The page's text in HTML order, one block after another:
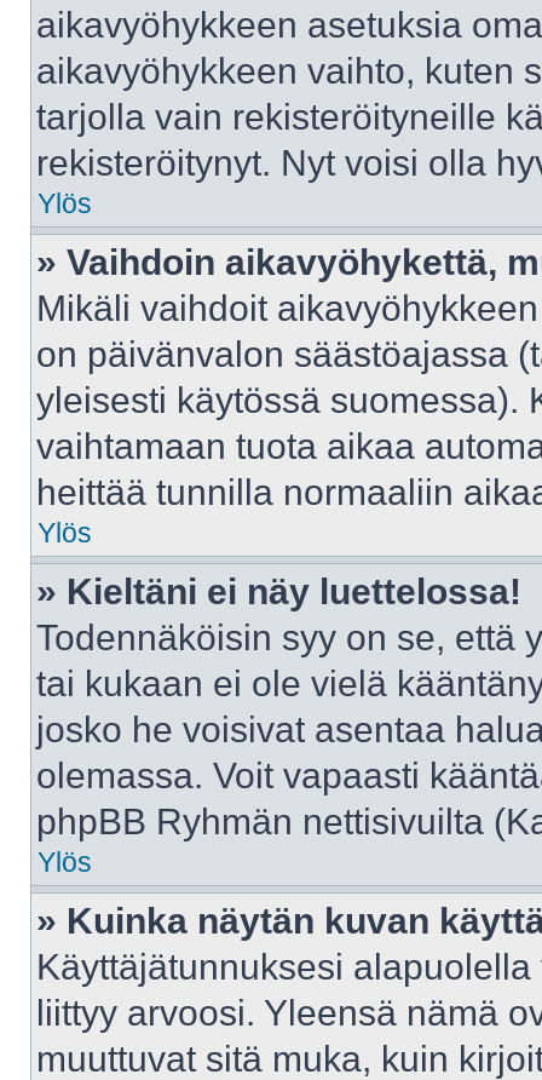
aikavyöhykkeen asetuksia
aikavyöhykkeen vaihto, kuten
tarjolla vain rekisteröityneille
rekisteröitynyt. Nyt voisi olla
Ylös
» Vaihdoin aikavyöhykettä,
Mikäli vaihdoit
on päivänvalon säästöajassa
yleisesti käytössä suomessa).
vaihtamaan tuota aikaa
heittää tunnilla normaaliin
Ylös
» Kieltäni ei näy luettelossa!
Todennäköisin syy on se, että
tai kukaan ei ole vielä
josko he voisivat asentaa
olemassa. Voit vapaasti
phpBB Ryhmän nettisivuilta
Ylös
» Kuinka näytän kuvan
Käyttäjätunnuksesi
liittyy arvoosi. Yleensä nämä
muuttuvat sitä muka, kuin